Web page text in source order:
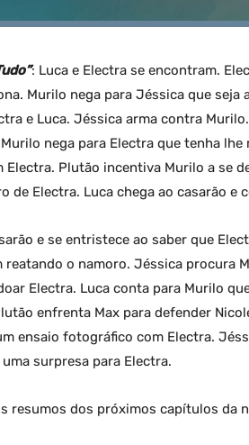
: Luca e Electra se encontram.
Murilo nega para Jéssica que
e Luca. Jéssica arma contra
nega para Electra que tenha
Electra. Plutão incentiva Murilo a se
de Electra. Luca chega ao casarão e
e se entristece ao saber que
reatando o namoro. Jéssica procura
Electra. Luca conta para Murilo
enfrenta Max para defender
ensaio fotográfico com Electra.
surpresa para Electra.
resumos dos próximos capítulos da